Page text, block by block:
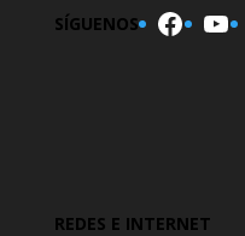
SÍGUENOS
REDES E INTERNET